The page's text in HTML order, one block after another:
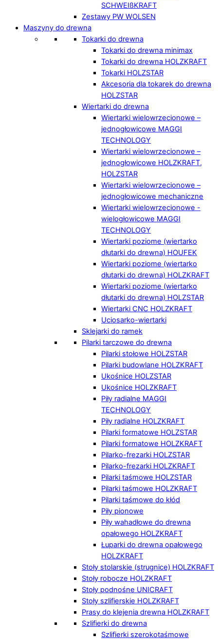
SCHWEIßKRAFT
Zestawy PW WOLSEN
Maszyny do drewna
Tokarki do drewna
Tokarki do drewna minimax
Tokarki do drewna HOLZKRAFT
Tokarki HOLZSTAR
Akcesoria dla tokarek do drewna
HOLZSTAR
Wiertarki do drewna
Wiertarki wielowrzecionowe –
jednogłowicowe MAGGI
TECHNOLOGY
Wiertarki wielowrzecionowe –
jednogłowicowe HOLZKRAFT,
HOLZSTAR
Wiertarki wielowrzecionowe –
jednogłowicowe mechaniczne
Wiertarki wielowrzecionowe -
wielogłowicowe MAGGI
TECHNOLOGY
Wiertarki poziome (wiertarko
dłutarki do drewna) HOUFEK
Wiertarki poziome (wiertarko
dłutarki do drewna) HOLZKRAFT
Wiertarki poziome (wiertarko
dłutarki do drewna) HOLZSTAR
Wiertarki CNC HOLZKRAFT
Uciosarko-wiertarki
Sklejarki do ramek
Pilarki tarczowe do drewna
Pilarki stołowe HOLZSTAR
Pilarki budowlane HOLZKRAFT
Ukośnice HOLZSTAR
Ukośnice HOLZKRAFT
Piły radialne MAGGI
TECHNOLOGY
Piły radialne HOLZKRAFT
Pilarki formatowe HOLZSTAR
Pilarki formatowe HOLZKRAFT
Pilarko-frezarki HOLZSTAR
Pilarko-frezarki HOLZKRAFT
Pilarki taśmowe HOLZSTAR
Pilarki taśmowe HOLZKRAFT
Pilarki taśmowe do kłód
Piły pionowe
Piły wahadłowe do drewna
opałowego HOLZKRAFT
Łuparki do drewna opałowego
HOLZKRAFT
Stoły stolarskie (strugnice) HOLZKRAFT
Stoły robocze HOLZKRAFT
Stoły podnośne UNICRAFT
Stoły szlifierskie HOLZKRAFT
Prasy do klejenia drewna HOLZKRAFT
Szlifierki do drewna
Szlifierki szerokotaśmowe